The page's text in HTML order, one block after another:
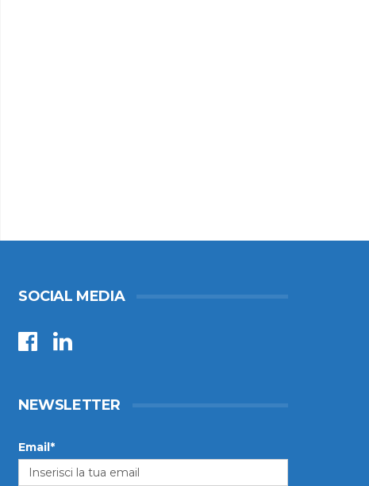
SOCIAL MEDIA
NEWSLETTER
Email*